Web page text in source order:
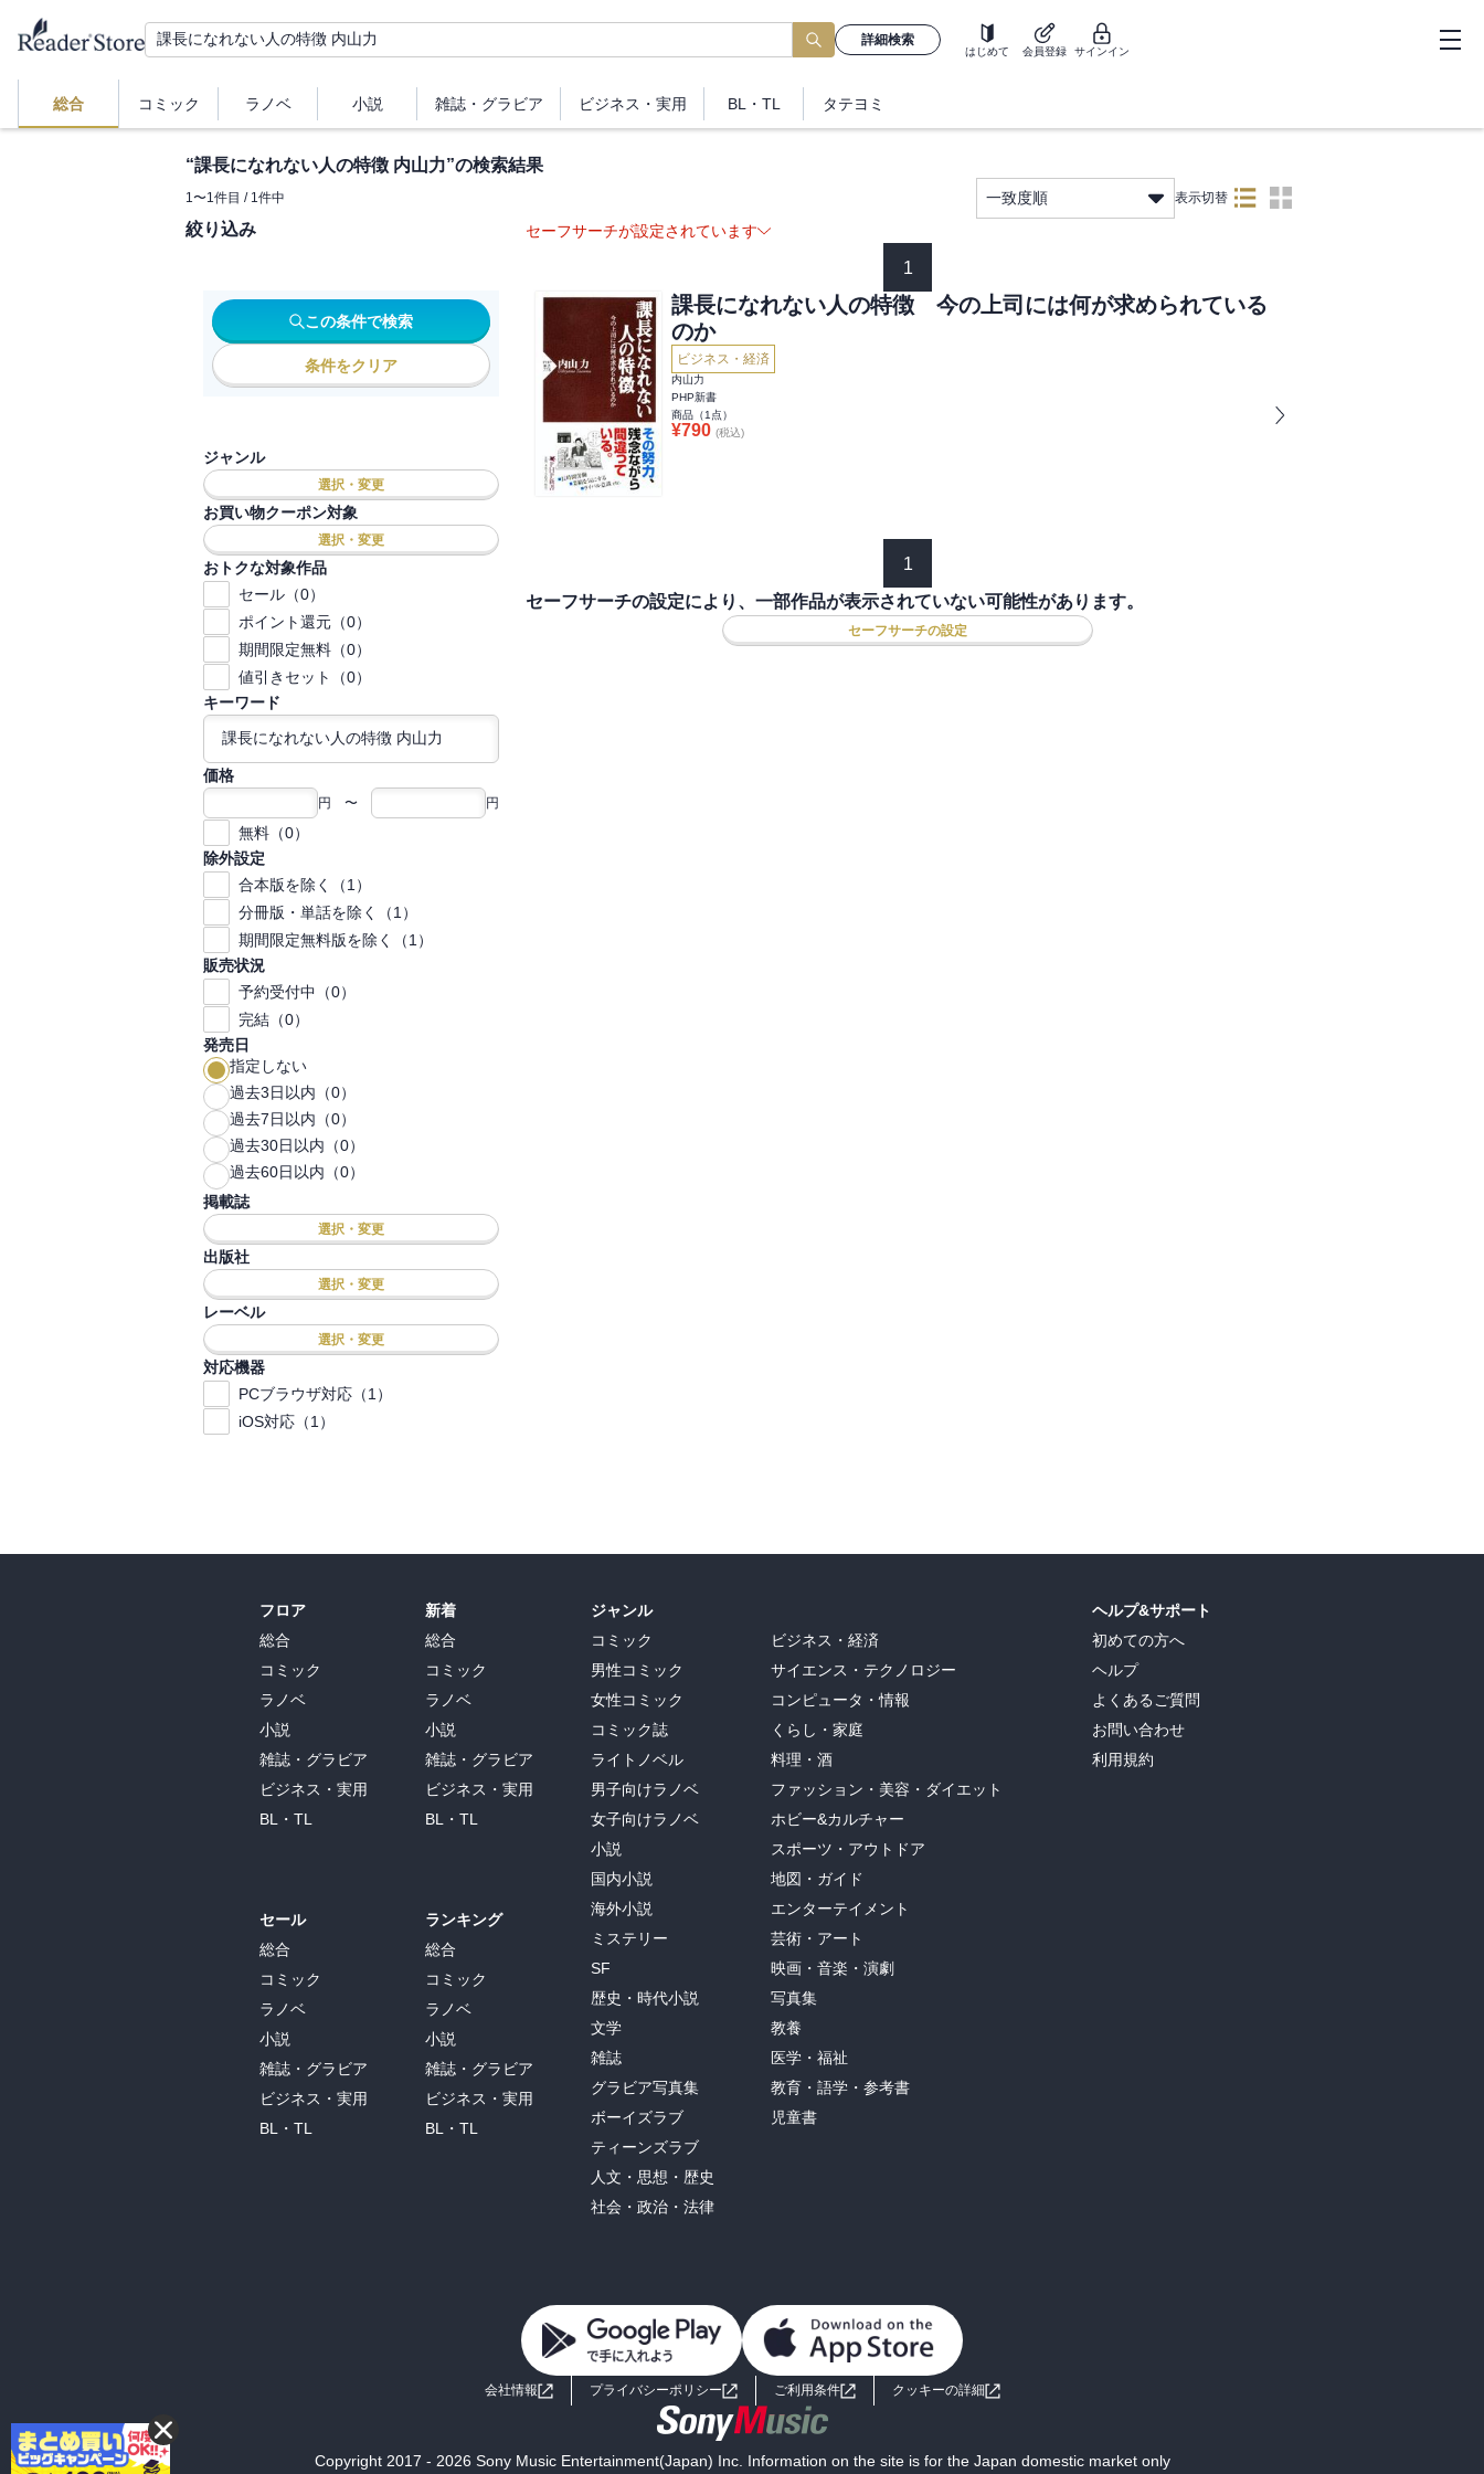
詳細検索
はじめて 会員登録 サインイン
総合 コミック ラノベ 小説 雑誌・ グラビア ビジネス ・実用 BL・TL タテヨミ
“課長になれない人の特徴 内山力”の検索結果
1〜1件目 / 1件中 一致度順 表示切替
絞り込み
この条件で検索
条件をクリア
ジャンル
選択・変更
お買い物クーポン対象
選択・変更
おトクな対象作品
セール（0）
ポイント還元（0）
期間限定無料（0）
値引きセット（0）
キーワード
価格
円 〜 円
無料（0）
除外設定
合本版を除く（1）
分冊版・単話を除く（1）
期間限定無料版を除く（1）
販売状況
予約受付中（0）
完結（0）
発売日
指定しない
過去3日以内（0）
過去7日以内（0）
過去30日以内（0）
過去60日以内（0）
掲載誌
選択・変更
出版社
選択・変更
レーベル
選択・変更
対応機器
PCブラウザ対応（1）
iOS対応（1）
セーフサーチが設定されています
1
課長になれない人の特徴 今の上司には何が求められている
のか
ビジネス・経済
内山力
PHP新書
商品（1 点）
¥790 (税込)
1
セーフサーチの設定により、一部作品が表示されていない可能性があります。
セーフサーチの設定
フロア
総合
コミック
ラノベ
小説
雑誌・グラビア
ビジネス・実用
BL・TL
セール
総合
コミック
ラノベ
小説
雑誌・グラビア
ビジネス・実用
BL・TL
新着
総合
コミック
ラノベ
小説
雑誌・グラビア
ビジネス・実用
BL・TL
ランキング
総合
コミック
ラノベ
小説
雑誌・グラビア
ビジネス・実用
BL・TL
ジャンル
コミック
男性コミック
女性コミック
コミック誌
ライトノベル
男子向けラノベ
女子向けラノベ
小説
国内小説
海外小説
ミステリー
SF
歴史・時代小説
文学
雑誌
グラビア写真集
ボーイズラブ
ティーンズラブ
人文・思想・歴史
社会・政治・法律
ビジネス・経済
サイエンス・テクノロジー
コンピュータ・情報
くらし・家庭
料理・酒
ファッション・美容・ダイエット
ホビー&カルチャー
スポーツ・アウトドア
地図・ガイド
エンターテイメント
芸術・アート
映画・音楽・演劇
写真集
教養
医学・福祉
教育・語学・参考書
児童書
ヘルプ&サポート
初めての方へ
ヘルプ
よくあるご質問
お問い合わせ
利用規約
会社情報 プライバシーポリシー ご利用条件 クッキーの詳細
Copyright 2017 - 2026 Sony Music Entertainment(Japan) Inc. Information on the site is for the Japan domestic market only